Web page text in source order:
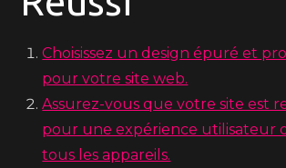
Choisissez un design épuré et
pour votre site web.
Assurez-vous que votre site est
pour une expérience utilisateur
tous les appareils.